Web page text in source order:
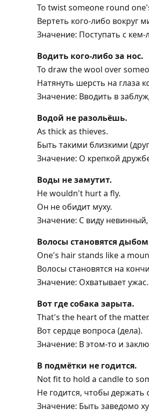
To twist someone round
Вертеть кого-либо вокруг
Значение: Поступать с кем-
Водить кого-либо за нос.
To draw the wool over
Натянуть шерсть на глаза
Значение: Вводить в
Водой не разольёшь.
As thick as thieves.
Быть такими близкими
Значение: О крепкой
Воды не замутит.
He wouldn't hurt a fly.
Он не обидит муху.
Значение: С виду
Волосы становятся
One's hair stands like a
Волосы становятся на
Значение: Охватывает ужас.
Вот где собака зарыта.
That's the heart of the matter.
Вот сердце вопроса (дела).
Значение: В этом-то и
В подмётки не годится.
Not fit to hold a candle to
Не годится, чтобы держать
Значение: Быть заведомо